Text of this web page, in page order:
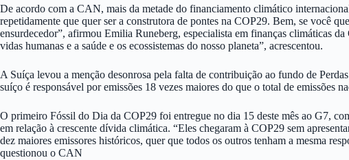
De acordo com a CAN, mais da metade do financiamento climático
repetidamente que quer ser a construtora de pontes na COP29. Bem, se você
ensurdecedor”, afirmou Emilia Runeberg, especialista em finanças climáticas
vidas humanas e a saúde e os ecossistemas do nosso planeta”, acrescentou.
A Suíça levou a menção desonrosa pela falta de contribuição ao fundo de
suíço é responsável por emissões 18 vezes maiores do que o total de emissões
O primeiro Fóssil do Dia da COP29 foi entregue no dia 15 deste mês ao G7,
em relação à crescente dívida climática. “Eles chegaram à COP29 sem
dez maiores emissores históricos, quer que todos os outros tenham a mesma
questionou o CAN